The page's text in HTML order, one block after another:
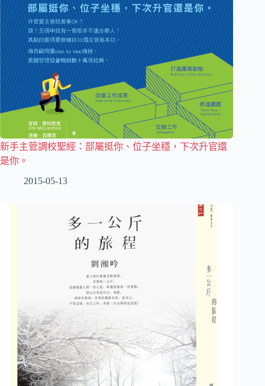
新手主管調校聖經：部屬挺你、位子坐穩，下次升官還
是你。
2015-05-13